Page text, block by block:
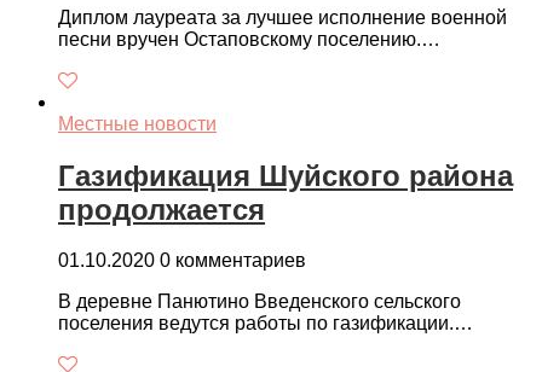
Диплом лауреата за лучшее исполнение военной
песни вручен Остаповскому поселению.…
Местные новости
Газификация Шуйского района
продолжается
01.10.2020 0 комментариев
В деревне Панютино Введенского сельского
поселения ведутся работы по газификации.…